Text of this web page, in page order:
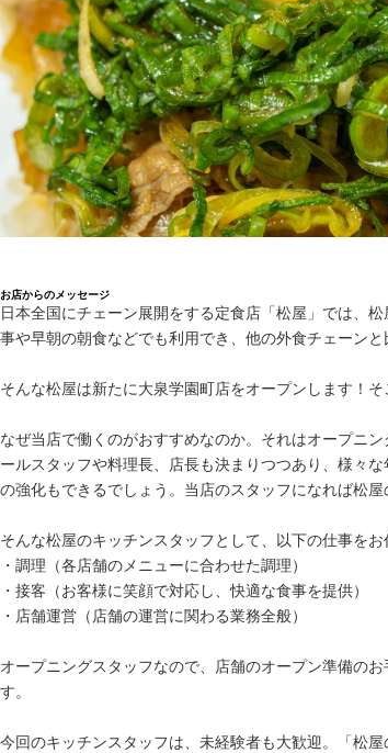
お店からのメッセージ
日本全国にチェーン展開をする定食店「松屋」では、
事や早朝の朝食などでも利用でき、他の外食チェーン
そんな松屋は新たに大泉学園町店をオープンします！
なぜ当店で働くのがおすすめなのか。それはオープニ
ールスタッフや料理長、店長も決まりつつあり、様々
の強化もできるでしょう。当店のスタッフになれば松
そんな松屋のキッチンスタッフとして、以下の仕事をお
・調理（各店舗のメニューに合わせた調理）
・接客（お客様に笑顔で対応し、快適な食事を提供）
・店舗運営（店舗の運営に関わる業務全般）
オープニングスタッフなので、店舗のオープン準備の
す。
今回のキッチンスタッフは、未経験者も大歓迎。「松